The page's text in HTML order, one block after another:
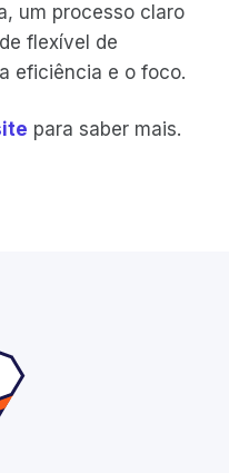
um processo claro
flexível de
eficiência e o foco.
para saber mais.